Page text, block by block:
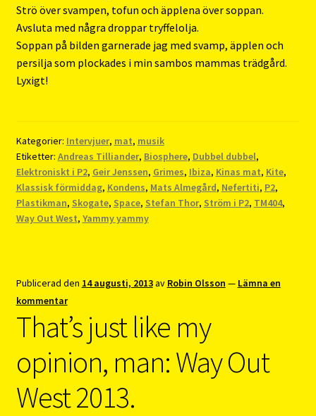
Strö över svampen, tofun och äpplena över soppan.
Avsluta med några droppar tryffelolja.
Soppan på bilden garnerade jag med svamp, äpplen och
persilja som plockades i min sambos mammas trädgård.
Lyxigt!
Kategorier: Intervjuer, mat, musik
Etiketter: Andreas Tilliander, Biosphere, Dubbel dubbel,
Elektroniskt i P2, Geir Jenssen, Grimes, Ibiza, Kinas mat, Kite,
Klassisk förmiddag, Kondens, Mats Almegård, Nefertiti, P2,
Plastikman, Skogate, Space, Stefan Thor, Ström i P2, TM404,
Way Out West, Yammy yammy
Publicerad den 14 augusti, 2013av Robin Olsson — Lämna en
kommentar
That’s just like my
opinion, man: Way Out
West 2013.